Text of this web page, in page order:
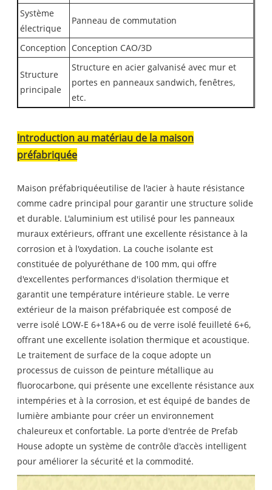
Système
électrique
Panneau de commutation
Conception Conception CAO/3D
Structure
principale
Structure en acier galvanisé avec mur et
portes en panneaux sandwich, fenêtres,
etc.
Introduction au matériau de la maison
préfabriquée
Maison préfabriquéeutilise de l'acier à haute résistance
comme cadre principal pour garantir une structure solide
et durable. L'aluminium est utilisé pour les panneaux
muraux extérieurs, offrant une excellente résistance à la
corrosion et à l'oxydation. La couche isolante est
constituée de polyuréthane de 100 mm, qui offre
d'excellentes performances d'isolation thermique et
garantit une température intérieure stable. Le verre
extérieur de la maison préfabriquée est composé de
verre isolé LOW-E 6+18A+6 ou de verre isolé feuilleté 6+6,
offrant une excellente isolation thermique et acoustique.
Le traitement de surface de la coque adopte un
processus de cuisson de peinture métallique au
fluorocarbone, qui présente une excellente résistance aux
intempéries et à la corrosion, et est équipé de bandes de
lumière ambiante pour créer un environnement
chaleureux et confortable. La porte d'entrée de Prefab
House adopte un système de contrôle d'accès intelligent
pour améliorer la sécurité et la commodité.